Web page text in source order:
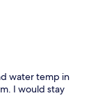
water temp in
I would stay